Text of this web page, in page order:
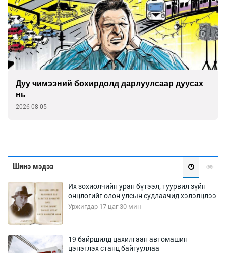
Дуу чимээний бохирдолд дарлуулсаар дуусах
нь
2026-08-05
Шинэ мэдээ
Их зохиолчийн уран бүтээл, туурвил зүйн
онцлогийг олон улсын судлаачид хэлэлцлээ
Уржигдар 17 цаг 30 мин
19 байршилд цахилгаан автомашин
цэнэглэх станц байгууллаа